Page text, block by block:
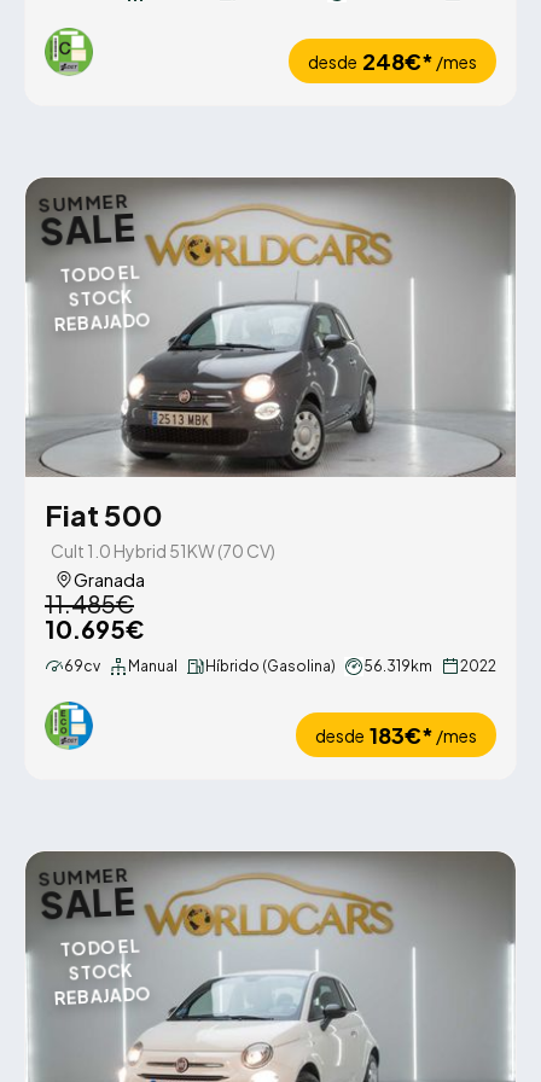
desde 248€* /mes
SUMMER
SALE
TODO EL
STOCK
REBAJADO
Fiat 500
Cult 1.0 Hybrid 51KW (70 CV)
Granada
11.485€
10.695€
69cv Manual Híbrido (Gasolina) 56.319km 2022
desde 183€* /mes
SUMMER
SALE
TODO EL
STOCK
REBAJADO